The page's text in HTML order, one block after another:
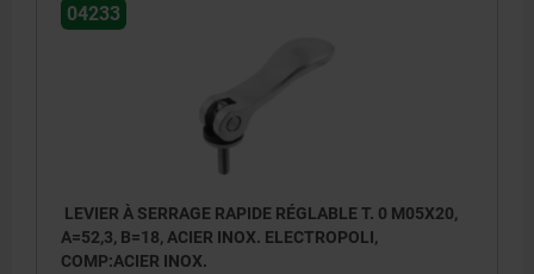
04233
LEVIER À SERRAGE RAPIDE RÉGLABLE T. 0 M05X20,
A=52,3, B=18, ACIER INOX. ELECTROPOLI,
COMP:ACIER INOX.